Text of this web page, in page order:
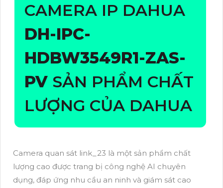
CAMERA IP DAHUA
DH-IPC-
HDBW3549R1-ZAS-
PV SẢN PHẨM CHẤT
LƯỢNG CỦA DAHUA
Camera quan sát link_23 là một sản phẩm chất
lượng cao được trang bị công nghệ AI chuyên
dụng, đáp ứng nhu cầu an ninh và giám sát cao